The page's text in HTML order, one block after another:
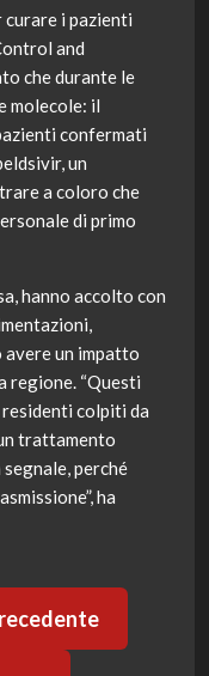
i pazienti
and
che durante le
molecole: il
confermati
un
a coloro che
di primo
hanno accolto con
un impatto
regione. “Questi
colpiti da
trattamento
perché
ha